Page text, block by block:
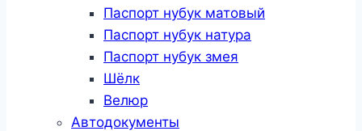
Паспорт нубук матовый
Паспорт нубук натура
Паспорт нубук змея
Шёлк
Велюр
Автодокументы